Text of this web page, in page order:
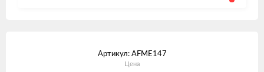
Артикул: AFME147
Цена